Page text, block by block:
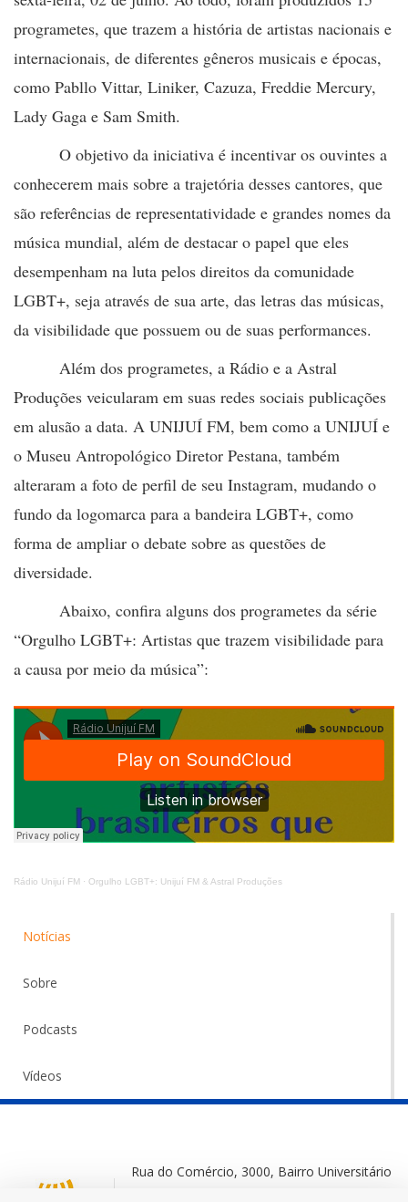
programetes, que trazem a história de artistas nacionais e
internacionais, de diferentes gêneros musicais e épocas,
como Pabllo Vittar, Liniker, Cazuza, Freddie Mercury,
Lady Gaga e Sam Smith.
O objetivo da iniciativa é incentivar os ouvintes a
conhecerem mais sobre a trajetória desses cantores, que
são referências de representatividade e grandes nomes da
música mundial, além de destacar o papel que eles
desempenham na luta pelos direitos da comunidade
LGBT+, seja através de sua arte, das letras das músicas,
da visibilidade que possuem ou de suas performances.
Além dos programetes, a Rádio e a Astral
Produções veicularam em suas redes sociais publicações
em alusão a data. A UNIJUÍ FM, bem como a UNIJUÍ e
o Museu Antropológico Diretor Pestana, também
alteraram a foto de perfil de seu Instagram, mudando o
fundo da logomarca para a bandeira LGBT+, como
forma de ampliar o debate sobre as questões de
diversidade.
Abaixo, confira alguns dos programetes da série
“Orgulho LGBT+: Artistas que trazem visibilidade para
a causa por meio da música”:
Rádio Unijuí FM · Orgulho LGBT+: Unijuí FM & Astral Produções
Notícias
Sobre
Podcasts
Vídeos
Rua do Comércio, 3000, Bairro Universitário